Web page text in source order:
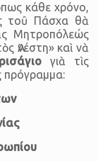
κάθε χρόνο,
τοῦ Πάσχα θὰ
Μητροπόλεώς
Ἀνέστη» καὶ νὰ
γιὰ τὶς
πρόγραμμα: